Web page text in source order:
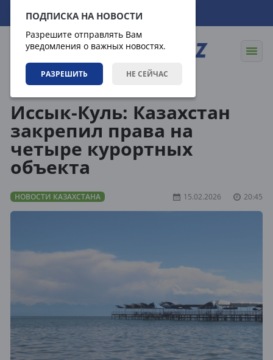
ПОДПИСКА НА НОВОСТИ
Разрешите отправлять Вам
уведомления о важных новостях.
РАЗРЕШИТЬ НЕ СЕЙЧАС
08.08.2026 19:58:57
Иссык-Куль: Казахстан
закрепил права на
четыре курортных
объекта
НОВОСТИ КАЗАХСТАНА 15.02.2026 20:45